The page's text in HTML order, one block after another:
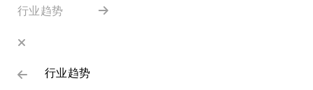
行业趋势
行业趋势